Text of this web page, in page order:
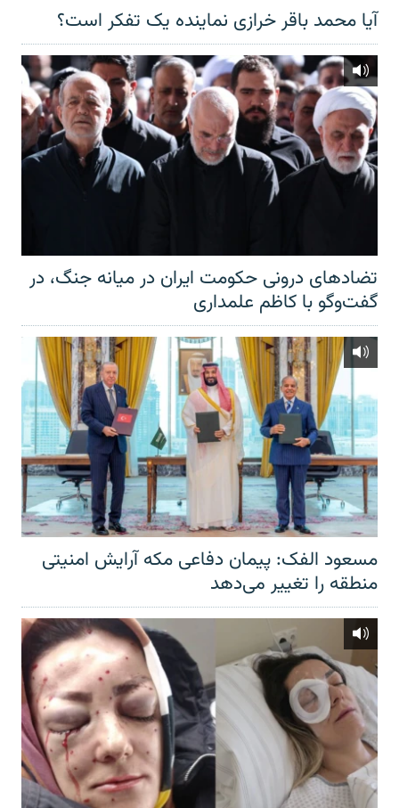
آیا محمد باقر خرازی نماینده یک تفکر است؟
تضادهای درونی حکومت ایران در میانه جنگ، در
گفت‌‌وگو با کاظم علمداری
مسعود الفک: پیمان دفاعی مکه آرایش امنیتی
منطقه را تغییر می‌دهد